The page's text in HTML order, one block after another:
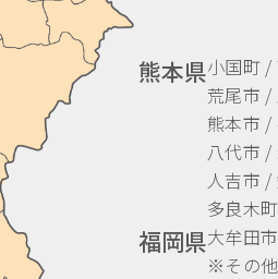
熊本県小国町
荒尾市
熊本市 /
八代市
人吉市 /
多良木
福岡県大牟田
※その